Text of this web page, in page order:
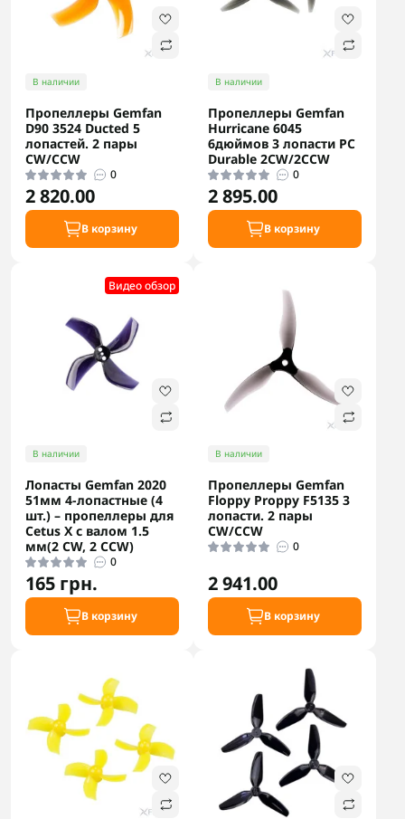
В наличии
Пропеллеры Gemfan
D90 3524 Ducted 5
лопастей. 2 пары
CW/CCW
0
2 820.00
В корзину
В наличии
Пропеллеры Gemfan
Hurricane 6045
6дюймов 3 лопасти PC
Durable 2СW/2CCW
0
2 895.00
В корзину
Видео обзор
В наличии
Лопасты Gemfan 2020
51мм 4-лопастные (4
шт.) – пропеллеры для
Cetus X с валом 1.5
мм(2 CW, 2 CCW)
0
165 грн.
В корзину
В наличии
Пропеллеры Gemfan
Floppy Proppy F5135 3
лопасти. 2 пары
CW/CCW
0
2 941.00
В корзину